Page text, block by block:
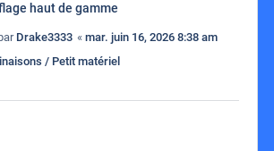
haut de gamme
Drake3333 « mar. juin 16, 2026 8:38 am
/ Petit matériel